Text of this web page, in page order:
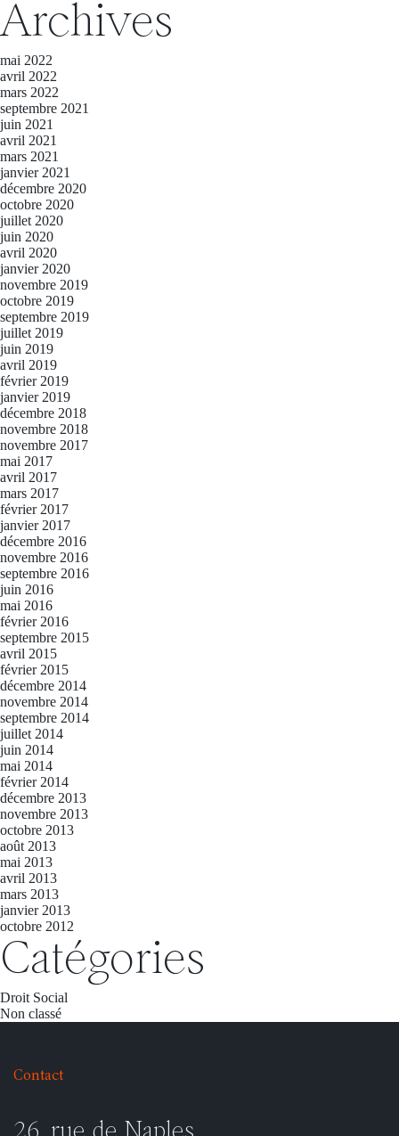
Archives
mai 2022
avril 2022
mars 2022
septembre 2021
juin 2021
avril 2021
mars 2021
janvier 2021
décembre 2020
octobre 2020
juillet 2020
juin 2020
avril 2020
janvier 2020
novembre 2019
octobre 2019
septembre 2019
juillet 2019
juin 2019
avril 2019
février 2019
janvier 2019
décembre 2018
novembre 2018
novembre 2017
mai 2017
avril 2017
mars 2017
février 2017
janvier 2017
décembre 2016
novembre 2016
septembre 2016
juin 2016
mai 2016
février 2016
septembre 2015
avril 2015
février 2015
décembre 2014
novembre 2014
septembre 2014
juillet 2014
juin 2014
mai 2014
février 2014
décembre 2013
novembre 2013
octobre 2013
août 2013
mai 2013
avril 2013
mars 2013
janvier 2013
octobre 2012
Catégories
Droit Social
Non classé